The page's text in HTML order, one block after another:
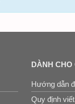
DÀNH CHO
Hướng dẫn
Quy định